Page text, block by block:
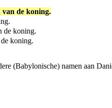
van de koning.
de koning.
koning.
(Babylonische) namen aan